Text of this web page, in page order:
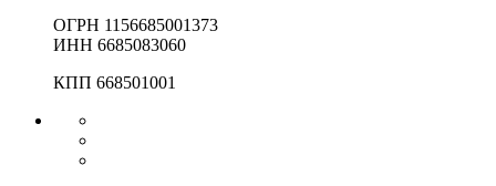
ОГРН 1156685001373
ИНН 6685083060
КПП 668501001